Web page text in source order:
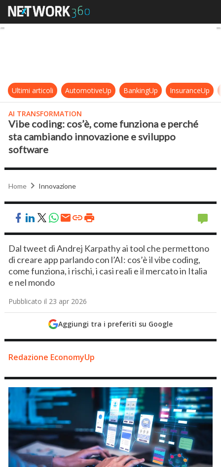
Vibe coding: cos’è, come
Ultimi articoli AutomotiveUp BankingUp InsuranceUp
AI TRANSFORMATION
Vibe coding: cos’è, come funziona e perché
sta cambiando innovazione e sviluppo
software
Home Innovazione
Dal tweet di Andrej Karpathy ai tool che permettono
di creare app parlando con l’AI: cos’è il vibe coding,
come funziona, i rischi, i casi reali e il mercato in Italia
e nel mondo
Pubblicato il 23 apr 2026
Aggiungi tra i preferiti su Google
Redazione EconomyUp